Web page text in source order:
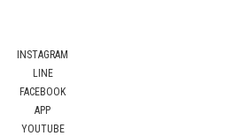
INSTAGRAM
LINE
FACEBOOK
APP
YOUTUBE